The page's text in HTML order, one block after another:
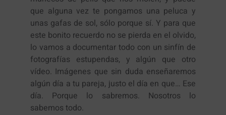
que alguna vez te pongamos una peluca y
unas gafas de sol, sólo porque sí. Y para que
este bonito recuerdo no se pierda en el olvido,
lo vamos a documentar todo con un sinfín de
fotografías estupendas, y algún que otro
vídeo. Imágenes que sin duda enseñaremos
algún día a tu pareja, justo el día en que… Ese
día. Porque lo sabremos. Nosotros lo
sabemos todo.